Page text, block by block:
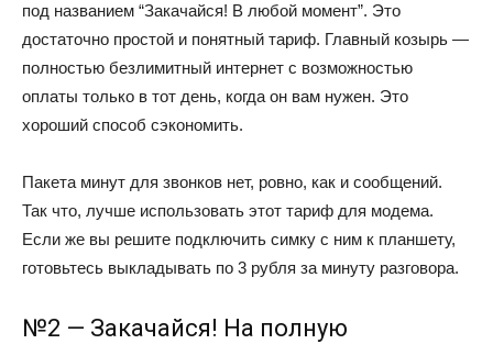
под названием “Закачайся! В любой момент”. Это
достаточно простой и понятный тариф. Главный козырь —
полностью безлимитный интернет с возможностью
оплаты только в тот день, когда он вам нужен. Это
хороший способ сэкономить.
Пакета минут для звонков нет, ровно, как и сообщений.
Так что, лучше использовать этот тариф для модема.
Если же вы решите подключить симку с ним к планшету,
готовьтесь выкладывать по 3 рубля за минуту разговора.
№2 — Закачайся! На полную